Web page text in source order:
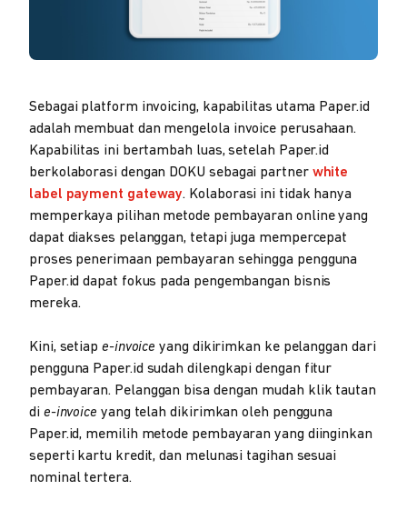
Sebagai platform invoicing, kapabilitas utama Paper.id
adalah membuat dan mengelola invoice perusahaan.
Kapabilitas ini bertambah luas, setelah Paper.id
berkolaborasi dengan DOKU sebagai partner white
label payment gateway. Kolaborasi ini tidak hanya
memperkaya pilihan metode pembayaran online yang
dapat diakses pelanggan, tetapi juga mempercepat
proses penerimaan pembayaran sehingga pengguna
Paper.id dapat fokus pada pengembangan bisnis
mereka.
Kini, setiap e-invoice yang dikirimkan ke pelanggan dari
pengguna Paper.id sudah dilengkapi dengan fitur
pembayaran. Pelanggan bisa dengan mudah klik tautan
di e-invoice yang telah dikirimkan oleh pengguna
Paper.id, memilih metode pembayaran yang diinginkan
seperti kartu kredit, dan melunasi tagihan sesuai
nominal tertera.